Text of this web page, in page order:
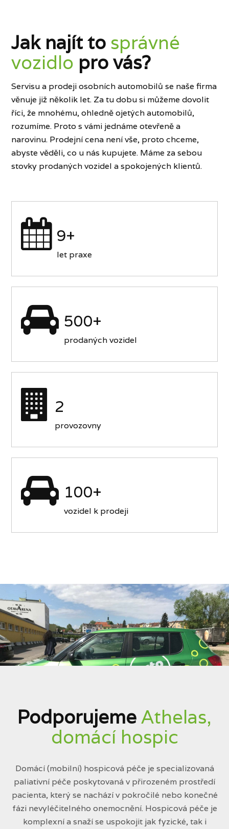
Jak najít to správné
vozidlo pro vás?
Servisu a prodeji osobních automobilů se naše firma
věnuje již několik let. Za tu dobu si můžeme dovolit
říci, že mnohému, ohledně ojetých automobilů,
rozumíme. Proto s vámi jednáme otevřeně a
narovinu. Prodejní cena není vše, proto chceme,
abyste věděli, co u nás kupujete. Máme za sebou
stovky prodaných vozidel a spokojených klientů.
9+
let praxe
500+
prodaných vozidel
2
provozovny
100+
vozidel k prodeji
PodporujemeAthelas,
domácí hospic
Domácí (mobilní) hospicová péče je specializovaná
paliativní péče poskytovaná v přirozeném prostředí
pacienta, který se nachází v pokročilé nebo konečné
fázi nevyléčitelného onemocnění. Hospicová péče je
komplexní a snaží se uspokojit jak fyzické, tak i